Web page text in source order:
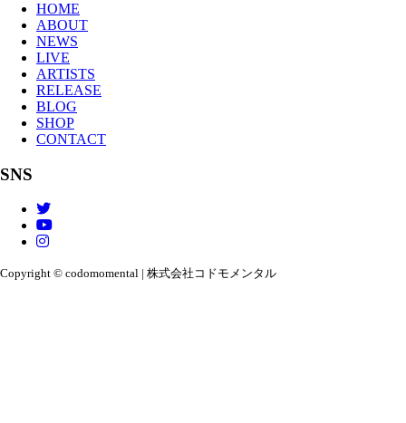
HOME
ABOUT
NEWS
LIVE
ARTISTS
RELEASE
BLOG
SHOP
CONTACT
SNS
Copyright © codomomental | 株式会社コドモメンタル